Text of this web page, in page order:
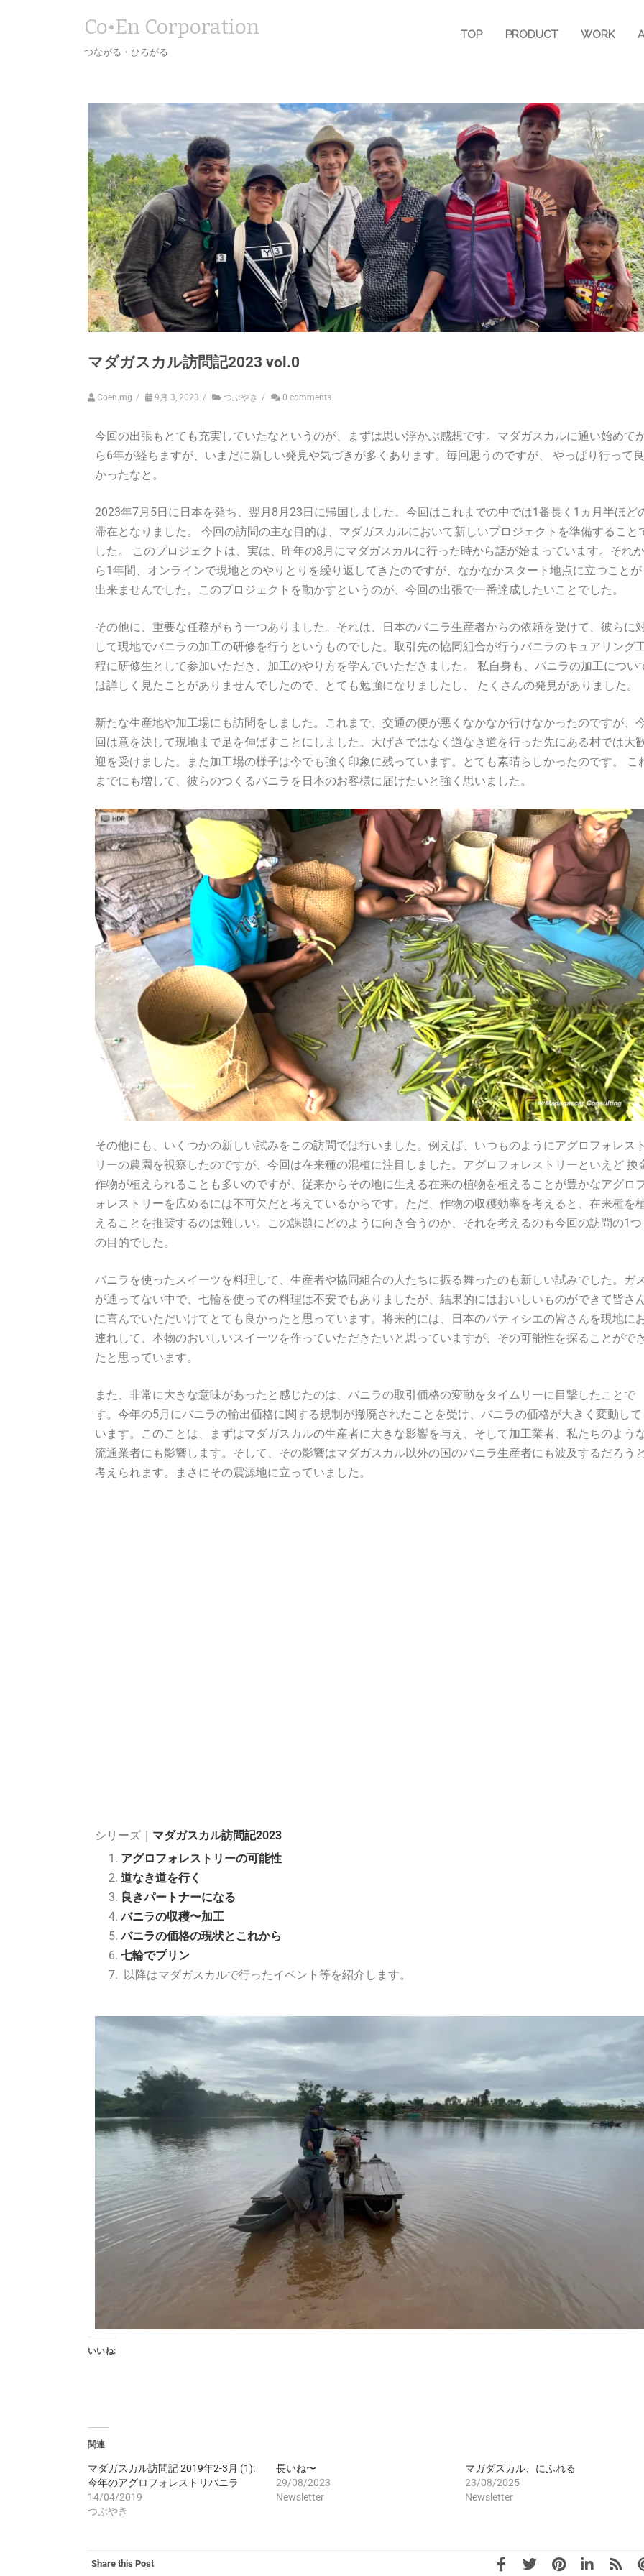
Co•En Corporation
つながる・ひろがる
TOP PRODUCT WORK
マダガスカル訪問記2023 vol.0
Coen.mg / 9月 3, 2023 / つぶやき / 0 comments
今回の出張もとても充実していたなというのが、まずは思い浮かぶ感想です。マダガスカルに通い始めて
ら6年が経ちますが、いまだに新しい発見や気づきが多くあります。毎回思うのですが、 やっぱり行って良
かったなと。
2023年7月5日に日本を発ち、翌月8月23日に帰国しました。今回はこれまでの中では1番長く1ヵ月半ほど
滞在となりました。 今回の訪問の主な目的は、マダガスカルにおいて新しいプロジェクトを準備すること
した。 このプロジェクトは、実は、昨年の8月にマダガスカルに行った時から話が始まっています。それか
ら1年間、オンラインで現地とのやりとりを繰り返してきたのですが、なかなかスタート地点に立つことが
出来ませんでした。このプロジェクトを動かすというのが、今回の出張で一番達成したいことでした。
その他に、重要な任務がもう一つありました。それは、日本のバニラ生産者からの依頼を受けて、彼らに
して現地でバニラの加工の研修を行うというものでした。取引先の協同組合が行うバニラのキュアリング
程に研修生として参加いただき、加工のやり方を学んでいただきました。 私自身も、バニラの加工につい
は詳しく見たことがありませんでしたので、とても勉強になりましたし、 たくさんの発見がありました。
新たな生産地や加工場にも訪問をしました。これまで、交通の便が悪くなかなか行けなかったのですが、
回は意を決して現地まで足を伸ばすことにしました。大げさではなく道なき道を行った先にある村では大
迎を受けました。また加工場の様子は今でも強く印象に残っています。とても素晴らしかったのです。 こ
までにも増して、彼らのつくるバニラを日本のお客様に届けたいと強く思いました。
その他にも、いくつかの新しい試みをこの訪問では行いました。例えば、いつものようにアグロフォレスト
リーの農園を視察したのですが、今回は在来種の混植に注目しました。アグロフォレストリーといえど 換
作物が植えられることも多いのですが、従来からその地に生える在来の植物を植えることが豊かなアグロ
ォレストリーを広めるには不可欠だと考えているからです。ただ、作物の収穫効率を考えると、在来種を
えることを推奨するのは難しい。この課題にどのように向き合うのか、それを考えるのも今回の訪問の1つ
の目的でした。
バニラを使ったスイーツを料理して、生産者や協同組合の人たちに振る舞ったのも新しい試みでした。ガス
が通ってない中で、七輪を使っての料理は不安でもありましたが、結果的にはおいしいものができて皆さ
に喜んでいただいけてとても良かったと思っています。将来的には、日本のパティシエの皆さんを現地に
連れして、本物のおいしいスイーツを作っていただきたいと思っていますが、その可能性を探ることができ
たと思っています。
また、非常に大きな意味があったと感じたのは、バニラの取引価格の変動をタイムリーに目撃したことで
す。今年の5月にバニラの輸出価格に関する規制が撤廃されたことを受け、バニラの価格が大きく変動して
います。このことは、まずはマダガスカルの生産者に大きな影響を与え、そして加工業者、私たちのよう
流通業者にも影響します。そして、その影響はマダガスカル以外の国のバニラ生産者にも波及するだろうと
考えられます。まさにその震源地に立っていました。
シリーズ｜ マダガスカル訪問記2023
アグロフォレストリーの可能性
道なき道を行く
良きパートナーになる
バニラの収穫〜加工
バニラの価格の現状とこれから
七輪でプリン
以降はマダガスカルで行ったイベント等を紹介します。
いいね:
関連
マダガスカル訪問記 2019年2-3月 (1):
今年のアグロフォレストリバニラ
14/04/2019
つぶやき
長いね〜
29/08/2023
Newsletter
マガダスカル、にふれる
23/08/2025
Newsletter
Share this Post